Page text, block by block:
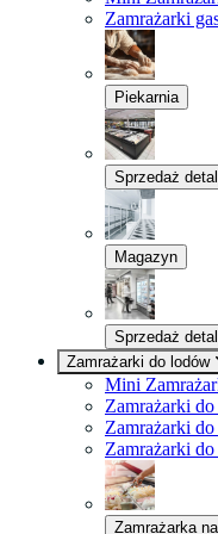
Zamrażarki
Piekarnia
Sprzedaż
Magazyn
Sprzedaż
Zamrażarki do lodów
Mini
Zamrażarki
Zamrażarki
Zamrażarki
Zamrażarka